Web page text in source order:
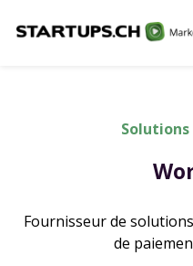
Fournisseur de
de